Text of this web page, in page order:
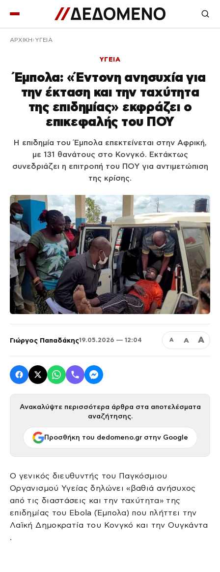
ΑΡΧΙΚΉ ΥΓΕΙΑ
ΥΓΕΙΑ
Έμπολα: «Έντονη ανησυχία για
την έκταση και την ταχύτητα
της επιδημίας» εκφράζει ο
επικεφαλής του ΠΟΥ
Η επιδημία του Έμπολα επεκτείνεται στην Αφρική,
με 131 θανάτους στο Κονγκό. Εκτάκτως
συνεδριάζει η επιτροπή του ΠΟΥ για αντιμετώπιση
της κρίσης.
Γιώργος Παπαδάκης19.05.2026 — 12:04 Α Α Α
Ανακαλύψτε περισσότερα άρθρα στα αποτελέσματα
αναζήτησης.
Προσθήκη του dedomeno.gr στην Google
Ο γενικός διευθυντής του Παγκόσμιου
Οργανισμού Υγείας δηλώνει «βαθιά ανήσυχος
από τις διαστάσεις και την ταχύτητα» της
επιδημίας του Ebola (Έμπολα) που πλήττει την
Λαϊκή Δημοκρατία του Κονγκό και την Ουγκάντα
.